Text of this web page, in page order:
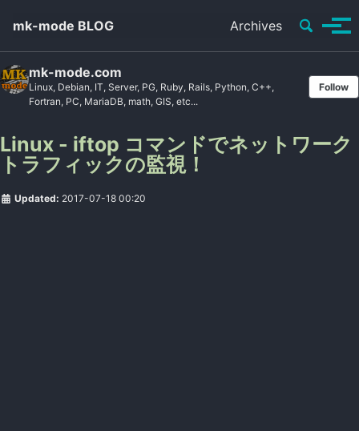
mk-mode BLOG Archives Toggle
mk-mode.com
Linux, Debian, IT, Server, PG, Ruby, Rails, Python, C++,
Fortran, PC, MariaDB, math, GIS, etc...
Follow
Linux - iftop コマンドでネットワーク
トラフィックの監視！
Updated: 2017-07-18 00:20